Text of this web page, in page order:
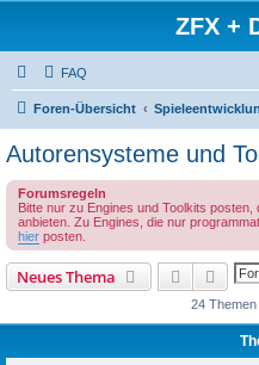
ZFX +
FAQ
Foren-Übersicht
Autorensysteme und
Forumsregeln
Bitte nur zu Engines und Toolkits
anbieten. Zu Engines, die nur
hier posten.
Neues Thema Suche
24 Themen